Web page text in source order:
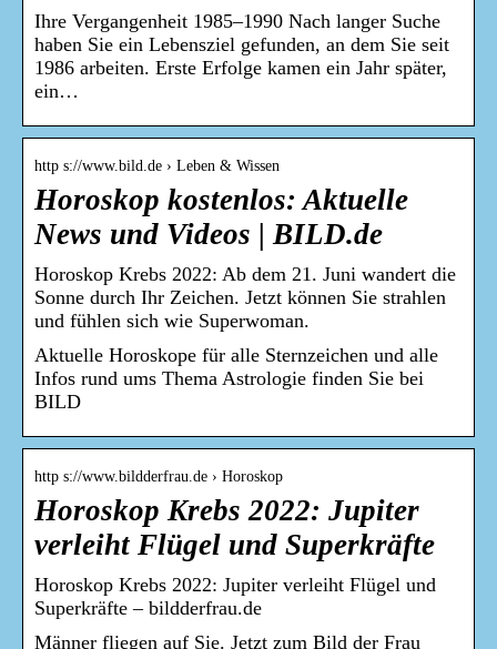
Ihre Vergangenheit 1985–1990 Nach langer Suche
haben Sie ein Lebensziel gefunden, an dem Sie seit
1986 arbeiten. Erste Erfolge kamen ein Jahr später,
ein…
http s://www.bild.de › Leben & Wissen
Horoskop kostenlos: Aktuelle
News und Videos | BILD.de
Horoskop Krebs 2022: Ab dem 21. Juni wandert die
Sonne durch Ihr Zeichen. Jetzt können Sie strahlen
und fühlen sich wie Superwoman.
Aktuelle Horoskope für alle Sternzeichen und alle
Infos rund ums Thema Astrologie finden Sie bei
BILD
http s://www.bildderfrau.de › Horoskop
Horoskop Krebs 2022: Jupiter
verleiht Flügel und Superkräfte
Horoskop Krebs 2022: Jupiter verleiht Flügel und
Superkräfte – bildderfrau.de
Männer fliegen auf Sie. Jetzt zum Bild der Frau